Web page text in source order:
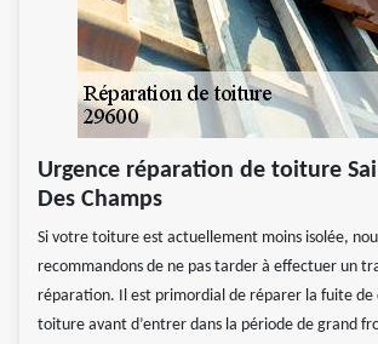
Urgence réparation de toiture
Des Champs
Si votre toiture est actuellement moins isolée,
recommandons de ne pas tarder à effectuer un
réparation. Il est primordial de réparer la fuite de
toiture avant d’entrer dans la période de grand